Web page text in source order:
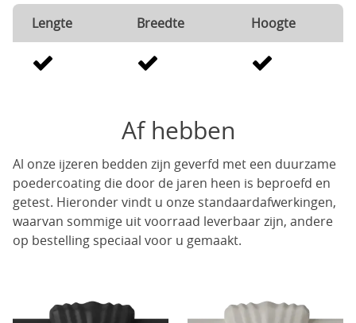
Lengte Breedte Hoogte
Af hebben
Al onze ijzeren bedden zijn geverfd met een duurzame
poedercoating die door de jaren heen is beproefd en
getest. Hieronder vindt u onze standaardafwerkingen,
waarvan sommige uit voorraad leverbaar zijn, andere
op bestelling speciaal voor u gemaakt.